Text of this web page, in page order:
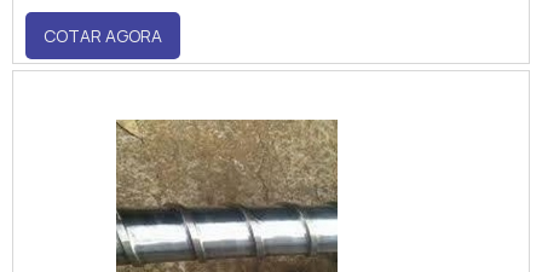
exigidas pelo maquinário, a degradação é
natural, o que leva o serviço de recuperação
ser ideal para empresas que desejam ter
São muitos os benefícios do s.
COTAR AGORA